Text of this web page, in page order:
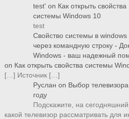
test' on Как открыть свойства
системы Windows 10
test
Свойство системы в windows
через командную строку -
Windows - ваш надежный
on Как открыть свойства системы
[…] Источник […]
Руслан on Выбор
году
Подскажите, на сегодняшний
какой телевизор рассматривать для